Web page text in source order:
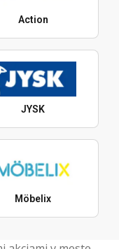
Action
JYSK
Möbelix